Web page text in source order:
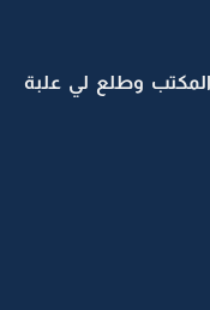
وطلع لي علبة